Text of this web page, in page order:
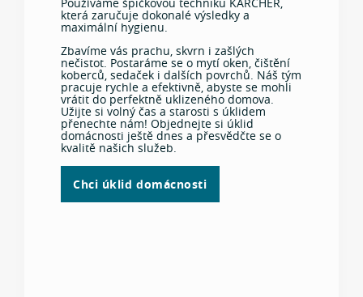
znečištění a použití speciálních postupů či
technologií. Nebojte se nás kontaktovat –
rádi vám poradíme a navrhneme řešení na
míru.
Chceme, abyste měli jasnou představu o
ceně už před zahájením prací, proto vždy
předem domluvíme kalkulaci a případné
doplňkové služby. Férovost a přátelský
přístup jsou pro nás samozřejmostí.
Používáme špičkovou techniku KÄRCHER,
která zaručuje dokonalé výsledky a
maximální hygienu.
Zbavíme vás prachu, skvrn i zašlých
nečistot. Postaráme se o mytí oken, čištění
koberců, sedaček i dalších povrchů. Náš tým
pracuje rychle a efektivně, abyste se mohli
vrátit do perfektně uklizeného domova.
Užijte si volný čas a starosti s úklidem
přenechte nám! Objednejte si úklid
domácnosti ještě dnes a přesvědčte se o
kvalitě našich služeb.
Chci úklid domácnosti